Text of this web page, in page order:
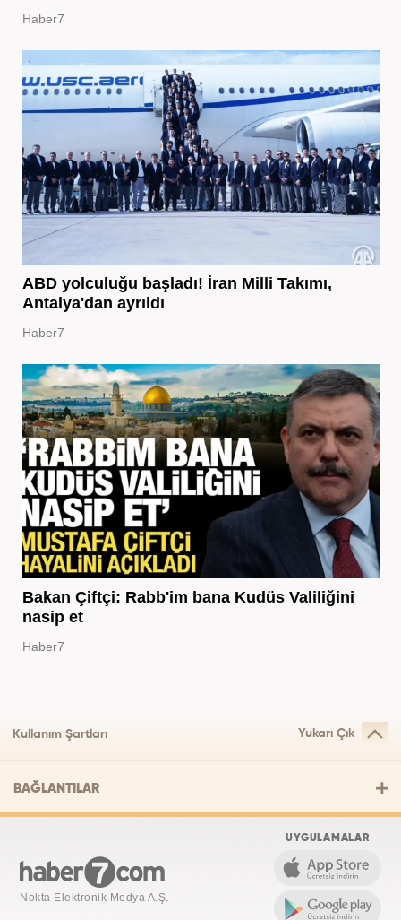
Haber7
ABD yolculuğu başladı! İran Milli Takımı,
Antalya'dan ayrıldı
Haber7
Bakan Çiftçi: Rabb'im bana Kudüs Valiliğini
nasip et
Haber7
Kullanım Şartları Yukarı Çık
BAĞLANTILAR
Nokta Elektronik Medya A.Ş.
UYGULAMALAR